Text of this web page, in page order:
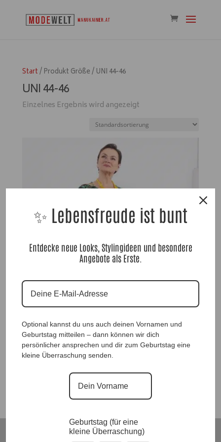
Start/ Produkt Größe / UNI 44-46
UNI 44-46
Einzelnes Ergebnis wird angezeigt
Designkleid Stella Safari |Gr. 38 bis 46|, Anr.: 3431
69,90€
Suchen
✨ Lebensfreude ist bunt
Entdecke neue Looks, Stylingideen und besondere
Angebote als Erste.
Optional kannst du uns auch deinen Vornamen und
Geburtstag mitteilen – dann können wir dich
persönlicher ansprechen und dir zum Geburtstag eine
kleine Überraschung senden.
Geburtstag (für eine
kleine Überraschung)